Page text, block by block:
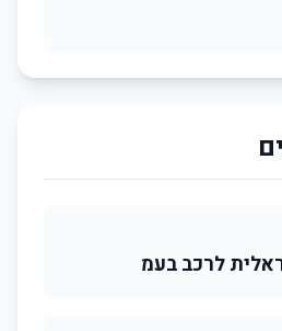
לרכב בעמ